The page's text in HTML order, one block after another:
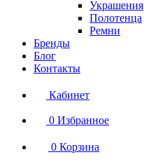
Украшения
Полотенца
Ремни
Бренды
Блог
Контакты
Кабинет
0 Избранное
0 Корзина